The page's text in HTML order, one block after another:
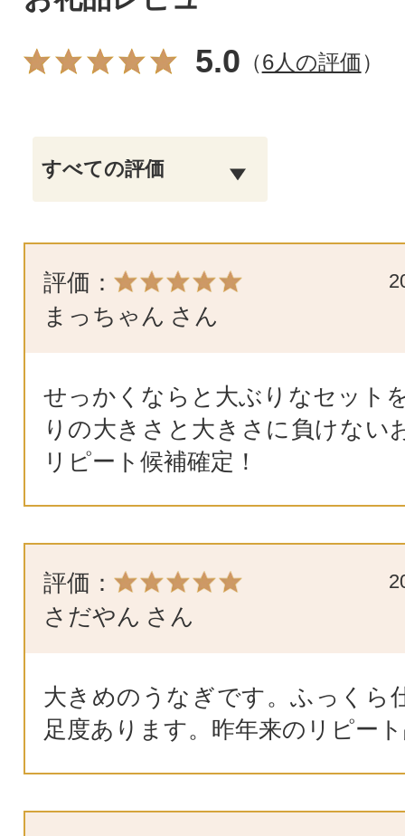
5.0 （6人の評価）
評価：
まっちゃん さん
せっかくならと大ぶりなセット
りの大きさと大きさに負けない
リピート候補確定！
評価：
さだやん さん
大きめのうなぎです。ふっくら
足度あります。昨年来のリピー